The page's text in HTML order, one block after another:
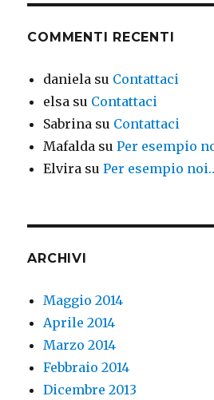
COMMENTI RECENTI
daniela su Contattaci
elsa su Contattaci
Sabrina su Contattaci
Mafalda suPer esempio
Elvira suPer esempio
ARCHIVI
Maggio 2014
Aprile 2014
Marzo 2014
Febbraio 2014
Dicembre 2013